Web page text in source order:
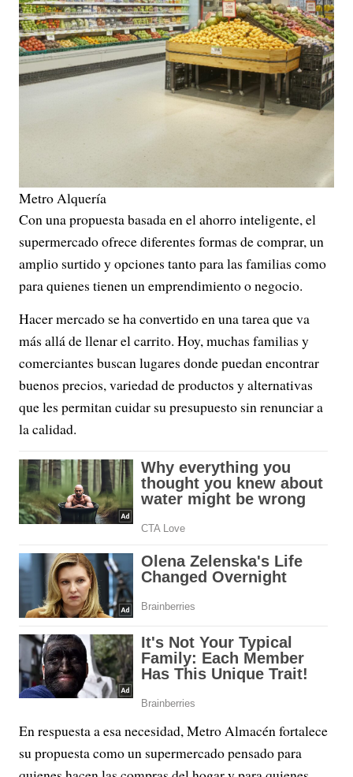
Metro Alquería
Con una propuesta basada en el ahorro inteligente, el
supermercado ofrece diferentes formas de comprar, un
amplio surtido y opciones tanto para las familias como
para quienes tienen un emprendimiento o negocio.
Hacer mercado se ha convertido en una tarea que va
más allá de llenar el carrito. Hoy, muchas familias y
comerciantes buscan lugares donde puedan encontrar
buenos precios, variedad de productos y alternativas
que les permitan cuidar su presupuesto sin renunciar a
la calidad.
En respuesta a esa necesidad, Metro Almacén fortalece
su propuesta como un supermercado pensado para